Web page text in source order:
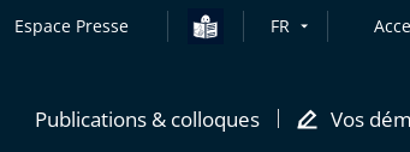
Espace Presse FR
Publications & colloques Vos